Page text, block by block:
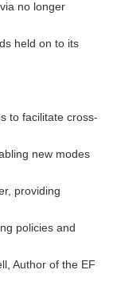
no longer
held on to its
to facilitate cross-
new modes
providing
policies and
Author of the EF